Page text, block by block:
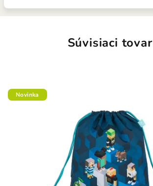
Súvisiaci tovar
Novinka